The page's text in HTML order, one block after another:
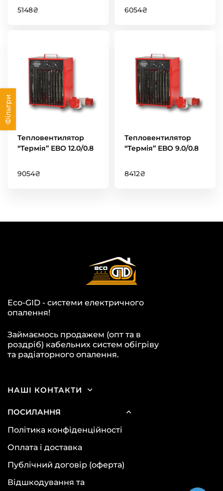
Фільтри
5148₴
6054₴
Тепловентилятор
“Термія” ЕВО 12.0/0.8
9054₴
Тепловентилятор
“Термія” ЕВО 9.0/0.8
8412₴
Eco-GID - системи електричного
опалення!
Займаємось продажем (опт та в
роздріб) кабельних систем обігріву
та радіаторного опалення.
НАШІ КОНТАКТИ
ПОСИЛАННЯ
Політика конфіденційності
Оплата і доставка
Публічний договір (оферта)
Відшкодування та